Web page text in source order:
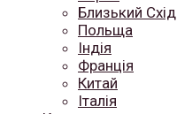
Близький Схід
Польща
Індія
Франція
Китай
Італія